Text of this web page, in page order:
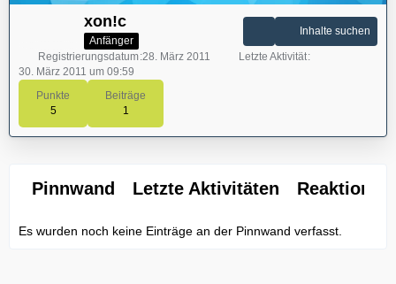
xon!c
Anfänger
Punkte
5
Beiträge
1
Inhalte suchen
Registrierungsdatum 28. März 2011
Letzte Aktivität
30. März 2011 um 09:59
Pinnwand Letzte Aktivitäten Reaktionen
Es wurden noch keine Einträge an der Pinnwand verfasst.